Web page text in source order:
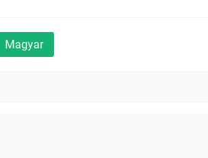
Magyar